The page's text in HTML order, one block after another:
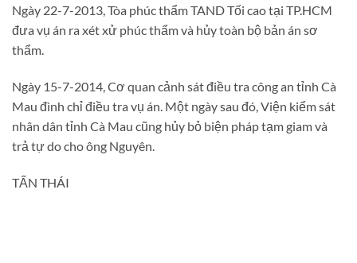
Ngày 22-7-2013, Tòa phúc thẩm TAND Tối cao tại TP.HCM
đưa vụ án ra xét xử phúc thẩm và hủy toàn bộ bản án sơ
thẩm.
Ngày 15-7-2014, Cơ quan cảnh sát điều tra công an tỉnh Cà
Mau đình chỉ điều tra vụ án. Một ngày sau đó, Viện kiểm sát
nhân dân tỉnh Cà Mau cũng hủy bỏ biện pháp tạm giam và
trả tự do cho ông Nguyên.
TẤN THÁI